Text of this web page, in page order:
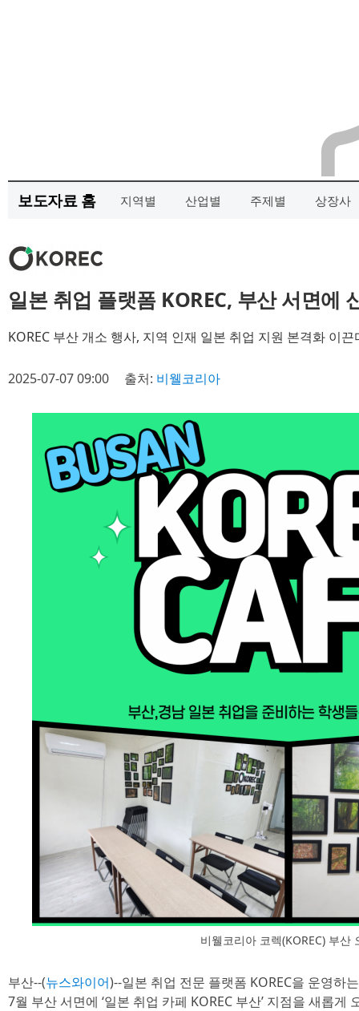
보도자료 홈 지역별 산업별 주제별 상장사
일본 취업 플랫폼 KOREC, 부산 서면에
KOREC 부산 개소 행사, 지역 인재 일본 취업 지원 본격화 이끈
2025-07-07 09:00 출처: 비웰코리아
비웰코리아 코렉(KOREC) 부산
부산--(뉴스와이어)--일본 취업 전문 플랫폼 KOREC을 운영하
7월 부산 서면에 ‘일본 취업 카페 KOREC 부산’ 지점을 새롭